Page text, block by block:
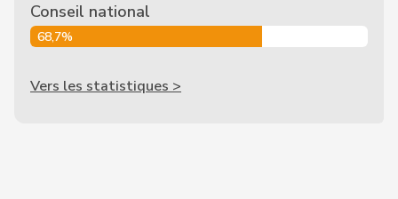
Conseil national
68,7%
Vers les statistiques >